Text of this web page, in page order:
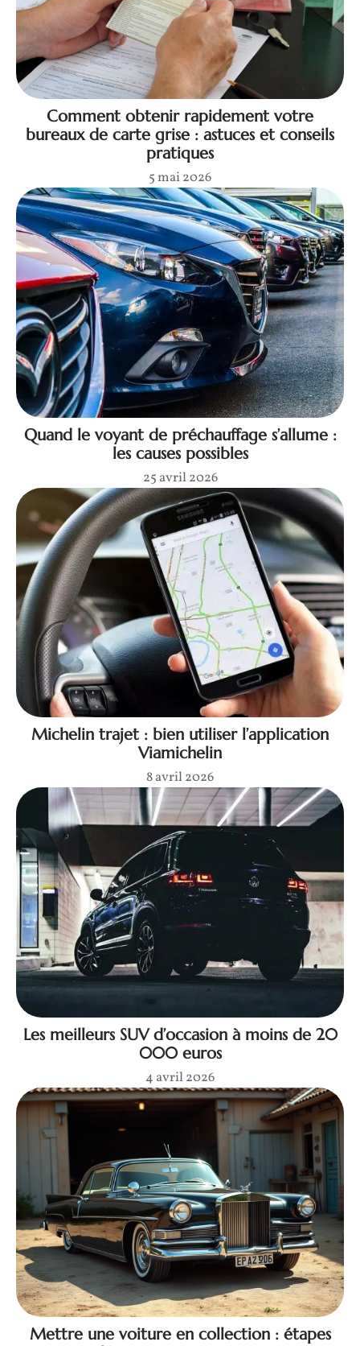
Comment obtenir rapidement votre
bureaux de carte grise : astuces et conseils
pratiques
5 mai 2026
Quand le voyant de préchauffage s’allume :
les causes possibles
25 avril 2026
Michelin trajet : bien utiliser l’application
Viamichelin
8 avril 2026
Les meilleurs SUV d’occasion à moins de 20
000 euros
4 avril 2026
Mettre une voiture en collection : étapes